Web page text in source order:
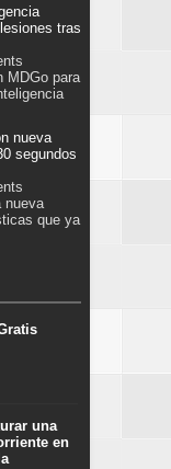
tras
MDGo para
nueva
segundos
nueva
que ya
una
en